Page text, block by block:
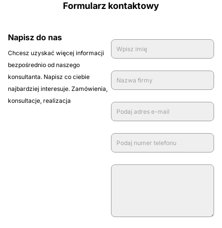
Formularz kontaktowy
Napisz do nas
Chcesz uzyskać więcej informacji
bezpośrednio od naszego
konsultanta. Napisz co ciebie
najbardziej interesuje. Zamówienia,
konsultacje, realizacja